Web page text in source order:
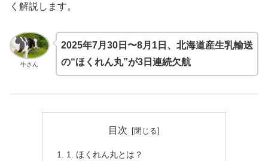
く解説します。
牛さん
2025年7月30日〜8月1日、北海道産生乳輸送
の“ほくれん丸”が3日連続欠航
目次
1. ほくれん丸とは？